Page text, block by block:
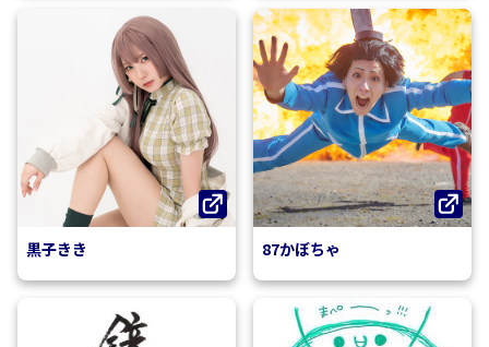
黒子きき 87かぼちゃ